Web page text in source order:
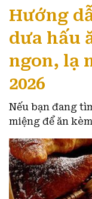
Hướng
dưa hấu
ngon, lạ
2026
Nếu bạn đang
miệng để ăn